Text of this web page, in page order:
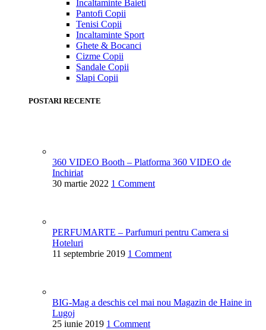
Incaltaminte Baieti
Pantofi Copii
Tenisi Copii
Incaltaminte Sport
Ghete & Bocanci
Cizme Copii
Sandale Copii
Slapi Copii
POSTARI RECENTE
360 VIDEO Booth – Platforma 360 VIDEO de
Inchiriat
30 martie 2022 1 Comment
PERFUMARTE – Parfumuri pentru Camera si
Hoteluri
11 septembrie 2019 1 Comment
BIG-Mag a deschis cel mai nou Magazin de Haine in
Lugoj
25 iunie 2019 1 Comment